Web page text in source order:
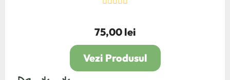
Pret
75,00 lei
Vezi Produsul